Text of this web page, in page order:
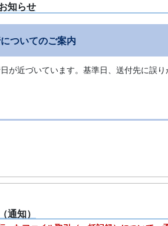
知らせ
ついてのご案内
が近づいています。基準日、送付先に誤
通知）